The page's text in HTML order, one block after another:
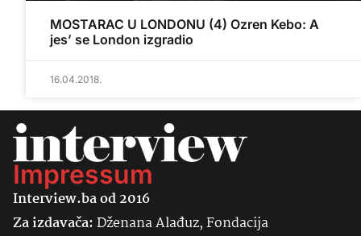
MOSTARAC U LONDONU (4) Ozren Kebo: A
jes’ se London izgradio
16.04.2018.
Impressum
Interview.ba od 2016
Za izdavača:Dženana Alađuz, Fondacija